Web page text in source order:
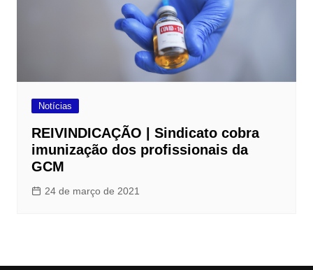
Notícias
REIVINDICAÇÃO | Sindicato cobra
imunização dos profissionais da
GCM
24 de março de 2021